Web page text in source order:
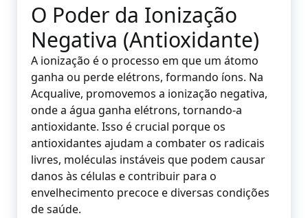
O Poder da Ionização
Negativa (Antioxidante)
A ionização é o processo em que um átomo
ganha ou perde elétrons, formando íons. Na
Acqualive, promovemos a ionização negativa,
onde a água ganha elétrons, tornando-a
antioxidante. Isso é crucial porque os
antioxidantes ajudam a combater os radicais
livres, moléculas instáveis que podem causar
danos às células e contribuir para o
envelhecimento precoce e diversas condições
de saúde.